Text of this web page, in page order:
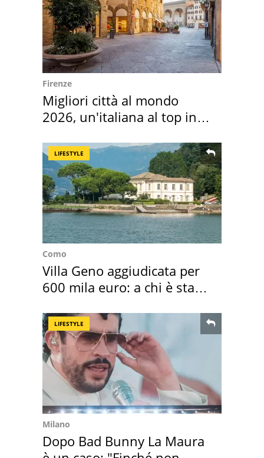
Firenze
Migliori città al mondo
2026, un'italiana al top in
LIFESTYLE
Como
Villa Geno aggiudicata per
600 mila euro: a chi è stata
LIFESTYLE
Milano
Dopo Bad Bunny La Maura